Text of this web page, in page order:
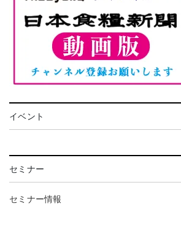
イベント
セミナー
セミナー情報